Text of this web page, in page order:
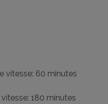
vitesse: 60 minutes
180 minutes